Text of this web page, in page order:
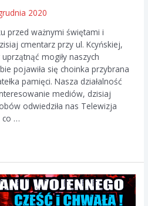
2020
przed ważnymi świętami i
cmentarz przy ul. Kcyńskiej,
mogiły naszych
pojawiła się choinka przybrana
pamięci. Nasza działalność
mediów, dzisiaj
odwiedziła nas Telewizja
co …